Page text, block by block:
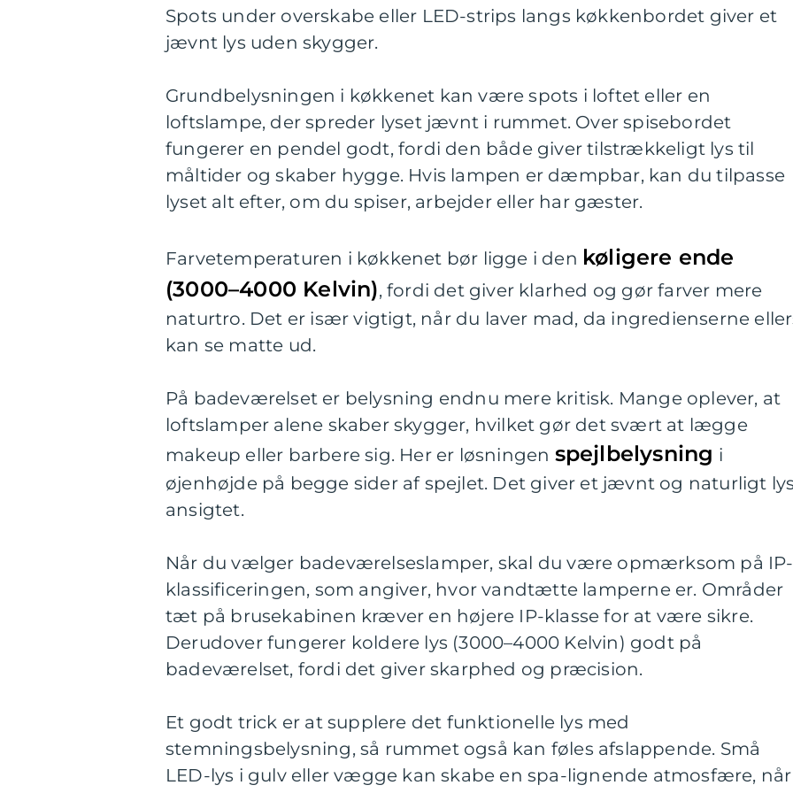
Spots under overskabe eller LED-strips langs køkkenbordet giver et
jævnt lys uden skygger.
Grundbelysningen i køkkenet kan være spots i loftet eller en
loftslampe, der spreder lyset jævnt i rummet. Over spisebordet
fungerer en pendel godt, fordi den både giver tilstrækkeligt lys til
måltider og skaber hygge. Hvis lampen er dæmpbar, kan du tilpasse
lyset alt efter, om du spiser, arbejder eller har gæster.
Farvetemperaturen i køkkenet bør ligge i den køligere ende
(3000–4000 Kelvin), fordi det giver klarhed og gør farver mere
naturtro. Det er især vigtigt, når du laver mad, da ingredienserne
kan se matte ud.
På badeværelset er belysning endnu mere kritisk. Mange oplever, at
loftslamper alene skaber skygger, hvilket gør det svært at lægge
makeup eller barbere sig. Her er løsningen spejlbelysning i
øjenhøjde på begge sider af spejlet. Det giver et jævnt og naturligt
ansigtet.
Når du vælger badeværelseslamper, skal du være opmærksom på IP-
klassificeringen, som angiver, hvor vandtætte lamperne er. Områder
tæt på brusekabinen kræver en højere IP-klasse for at være sikre.
Derudover fungerer koldere lys (3000–4000 Kelvin) godt på
badeværelset, fordi det giver skarphed og præcision.
Et godt trick er at supplere det funktionelle lys med
stemningsbelysning, så rummet også kan føles afslappende. Små
LED-lys i gulv eller vægge kan skabe en spa-lignende atmosfære, når